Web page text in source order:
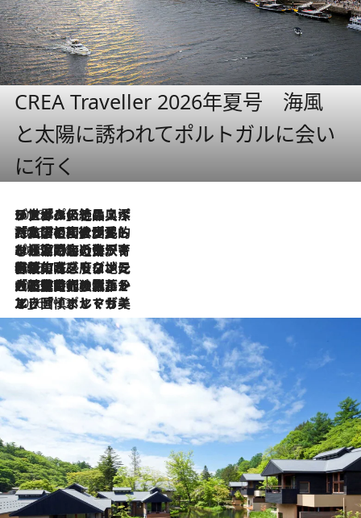
CREA Traveller 2026年夏号 海風
と太陽に誘われてポルトガルに会い
に行く
2026.8.8
リスボンの絶品スイーツ「パステル・デ・ナタ」とは？ポルトガル伝統の奥深い世界へ
2026.7.27
「私の祖国はポルトガル語です」国民的詩人フェルナンド・ペソアと、彼が愛した文学の街を歩く
2026.7.26
ポルトガル近海が育む極上の海の幸。キリリと冷えた白ワインと愉しむ、シーフード専門店の贅沢
2026.7.22
伝統の味をモダンに昇華。高感度な地元客が集う、リスボンの最旬ガストロノミー
2026.7.21
大航海時代の栄華から、震災、独裁、そして革命へ。ポルトガル・首都リスボンの石畳に刻まれた「歴史の光と影」
2026.7.13
エッセイ・ヤマザキマリ「慎ましくも美しき国 ポルトガル」